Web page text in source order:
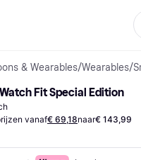
& Wearables/Wearables/
Fit Special Edition
vanaf€ 69,18naar€ 143,99